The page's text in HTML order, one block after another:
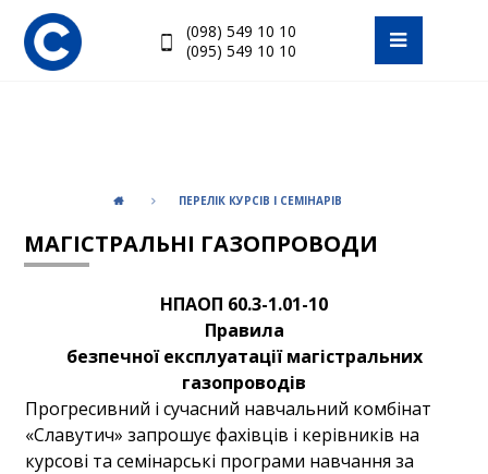
(098) 549 10 10
(095) 549 10 10
ПЕРЕЛІК КУРСІВ І СЕМІНАРІВ
МАГІСТРАЛЬНІ ГАЗОПРОВОДИ
НПАОП 60.3-1.01-10
Правила
безпечної експлуатації магістральних
газопроводів
Прогресивний і сучасний навчальний комбінат
«Славутич» запрошує фахівців і керівників на
курсові та семінарські програми навчання за